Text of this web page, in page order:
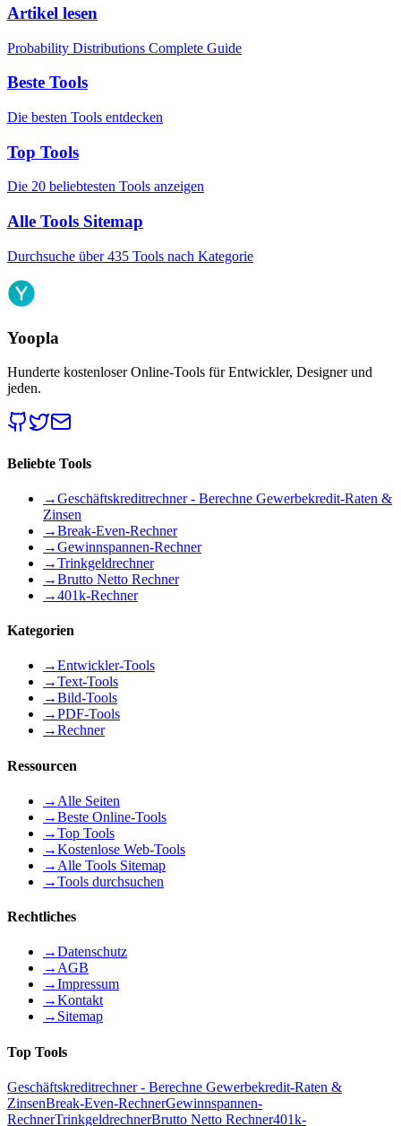
Artikel lesen
Probability Distributions Complete Guide
Beste Tools
Die besten Tools entdecken
Top Tools
Die 20 beliebtesten Tools anzeigen
Alle Tools Sitemap
Durchsuche über 435 Tools nach Kategorie
Yoopla
Hunderte kostenloser Online-Tools für Entwickler, Designer und
jeden.
Beliebte Tools
→Geschäftskreditrechner - Berechne Gewerbekredit-Raten &
Zinsen
→Break-Even-Rechner
→Gewinnspannen-Rechner
→Trinkgeldrechner
→Brutto Netto Rechner
→401k-Rechner
Kategorien
→Entwickler-Tools
→Text-Tools
→Bild-Tools
→PDF-Tools
→Rechner
Ressourcen
→ Alle Seiten
→Beste Online-Tools
→Top Tools
→Kostenlose Web-Tools
→ Alle Tools Sitemap
→Tools durchsuchen
Rechtliches
→Datenschutz
→AGB
→Impressum
→Kontakt
→ Sitemap
Top Tools
Geschäftskreditrechner - Berechne Gewerbekredit-Raten &
ZinsenBreak-Even-RechnerGewinnspannen-
RechnerTrinkgeldrechnerBrutto Netto Rechner401k-